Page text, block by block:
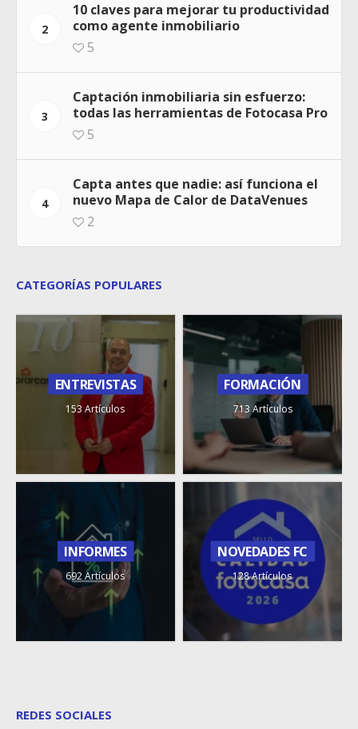
2
10 claves para mejorar tu productividad
como agente inmobiliario
5
3
Captación inmobiliaria sin esfuerzo:
todas las herramientas de Fotocasa Pro
5
4
Capta antes que nadie: así funciona el
nuevo Mapa de Calor de DataVenues
2
CATEGORÍAS POPULARES
ENTREVISTAS
153 Artículos
FORMACIÓN
713 Artículos
INFORMES
692 Artículos
NOVEDADES FC
128 Artículos
REDES SOCIALES